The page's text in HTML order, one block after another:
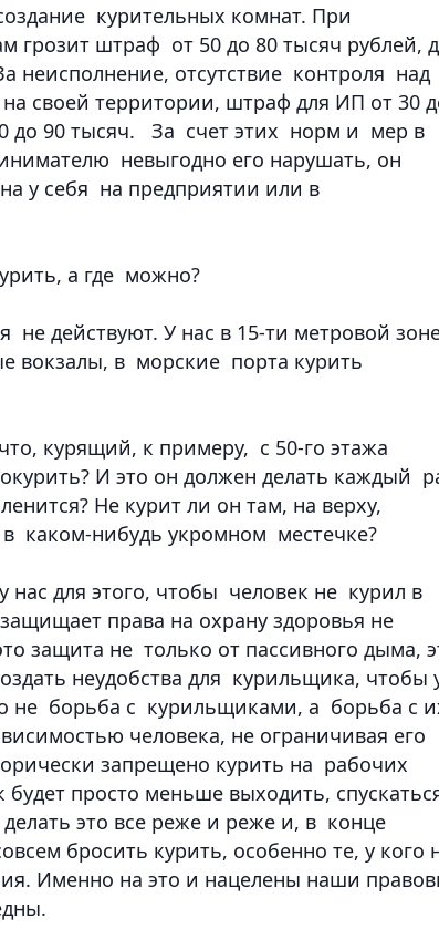
курительных комнат. При
штраф от 50 до 80 тысяч рублей,
неисполнение, отсутствие контроля над
своей территории, штраф для ИП от 30
до 90 тысяч. За счет этих норм и мер в
невыгодно его нарушать, он
у себя на предприятии или в
а где можно?
действуют. У нас в 15-ти метровой
вокзалы, в морские порта курить
курящий, к примеру, с 50-го этажа
И это он должен делать каждый
Не курит ли он там, на верху,
каком-нибудь укромном местечке?
для этого, чтобы человек не курил в
права на охрану здоровья не
защита не только от пассивного дыма,
неудобства для курильщика, чтобы
не борьба с курильщиками, а борьба с
человека, не ограничивая его
запрещено курить на рабочих
просто меньше выходить,
это все реже и реже и, в конце
бросить курить, особенно те, у кого
Именно на это и нацелены наши